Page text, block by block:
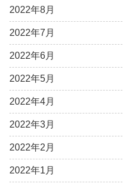
2022年8月
2022年7月
2022年6月
2022年5月
2022年4月
2022年3月
2022年2月
2022年1月